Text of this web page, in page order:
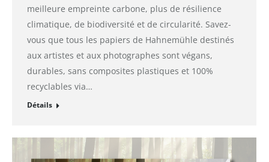
meilleure empreinte carbone, plus de résilience
climatique, de biodiversité et de circularité. Savez-
vous que tous les papiers de Hahnemühle destinés
aux artistes et aux photographes sont végans,
durables, sans composites plastiques et 100%
recyclables via…
Détails